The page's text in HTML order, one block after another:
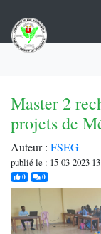
Master 2
projets de
Auteur : FSEG
publié le : 15-03-2023
0j'aime0commentaires